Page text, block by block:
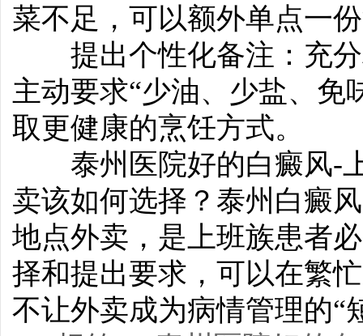
菜不足，可以额外单点一
提出个性化备注：充分
主动要求“少油、少盐、免
取更健康的烹饪方式。
泰州医院好的白癜风-
卖该如何选择？泰州白癜
地点外卖，是上班族患者
择和提出要求，可以在繁
不让外卖成为病情管理的“